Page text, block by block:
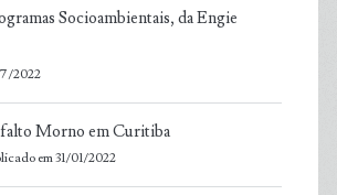
Socioambientais, da Engie
2022
Morno em Curitiba
em 31/01/2022